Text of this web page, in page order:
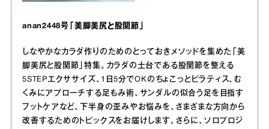
anan2448号「美脚美尻と股関節」
しなやかなカラダ作りのためのとっておきメソッドを集めた「美
脚美尻と股関節」特集。カラダの土台である股関節を整える
5STEPエクササイズ、1日5分でOKのちょこっとピラティス、む
くみにアプローチする足もみ術、サンダルの似合う足を目指す
フットケアなど、下半身の歪みやお悩みを、さまざまな方向から
改善するためのトピックスをお届けします。さらに、ソロプロジ